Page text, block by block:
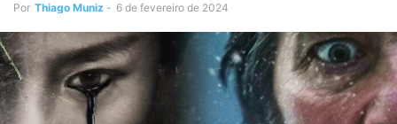
Por Thiago Muniz - 6 de fevereiro de 2024